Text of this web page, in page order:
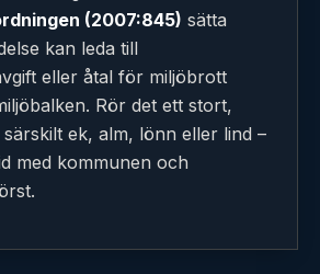
(2007:845) sätta
kan leda till
eller åtal för miljöbrott
Rör det ett stort,
ek, alm, lönn eller lind –
med kommunen och